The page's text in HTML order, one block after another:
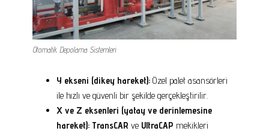
Otomatik Depolama Sistemleri
Y ekseni (dikey hareket): Özel palet asansörleri
ile hızlı ve güvenli bir şekilde gerçekleştirilir.
X ve Z eksenleri (yatay ve derinlemesine
hareket): TransCAR ve UltraCAP mekikleri